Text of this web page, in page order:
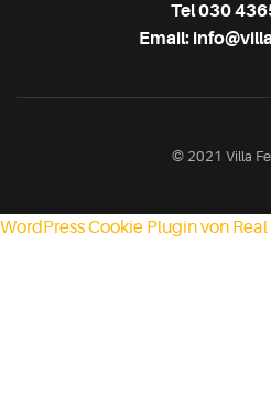
Tel030
Email:
© 2021 Villa
WordPress Cookie Plugin von